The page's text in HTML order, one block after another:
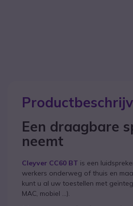
Een draagbare
neemt
Cleyver CC60 BT is een
werkers onderweg of thuis en
kunt u al uw toestellen met
MAC, mobiel ...).